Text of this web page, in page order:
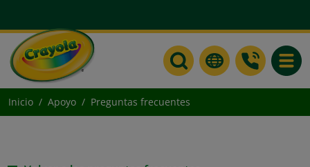
Inicio Apoyo Preguntas frecuentes